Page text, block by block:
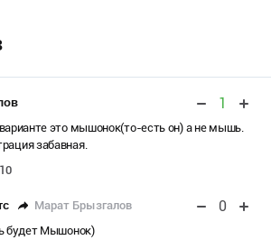
1
это мышонок(то-есть он) а не мышь.
забавная.
Марат Брызгалов 0
будет Мышонок)